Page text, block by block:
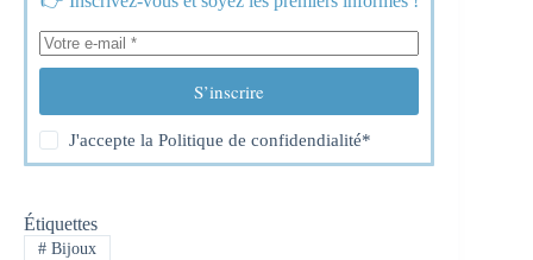
S’inscrire
J'accepte laPolitique de confidendialité*
Étiquettes
#Bijoux